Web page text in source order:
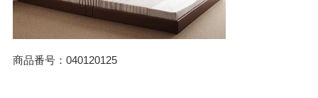
商品番号：040120125